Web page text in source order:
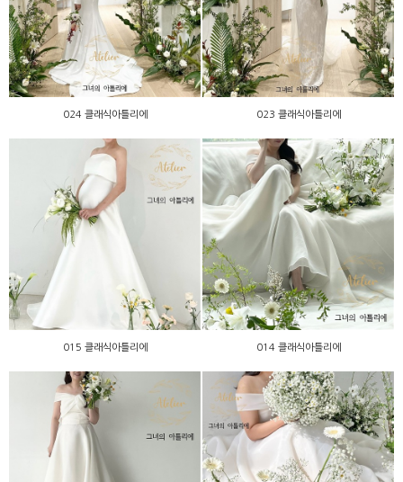
024 클래식아틀리에 023 클래식아틀리에
015 클래식아틀리에
015 클래식아틀리에
014 클래식아틀리에
014 클래식아틀리에
013 클래식아틀리에 018 클래식아틀리에_안개